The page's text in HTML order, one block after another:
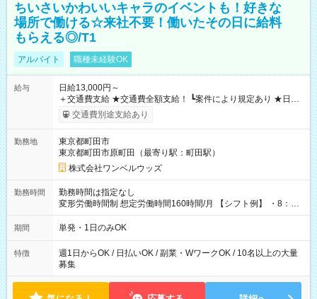
ちいさいかわいいキャラのイベントも！好きな
場所で働ける☆来社不要！働いたその日に給料
もらえる◎/T1
アルバイト 職種未経験OK
給与
日給13,000円～
＋交通費支給 ★交通費全額支給！ ┗案件により規定あり ★日払
いOK！（規定あり） ┗働いたその日に現金GET♪ お仕事後はコ
ンビニATMから 日払い分を引き落とせます！ 【試用期間】試
交通費別途支給あり
勤務地
東京都町田市
東京都町田市原町田（最寄り駅：町田駅）
株式会社ワンベルウッズ
勤務時間
勤務時間は指定なし
変形労働時間制 想定労働時間160時間/月 【シフト例】 ・8：00
～21：00
期間 単発・1日のみOK
特徴
週1日からOK / 日払いOK / 副業・WワークOK / 10名以上の大量
募集